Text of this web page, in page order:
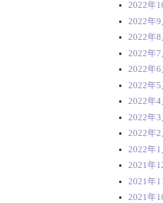
2022年
2022年9
2022年8
2022年7
2022年6
2022年5
2022年4
2022年3
2022年2
2022年1
2021年
2021年
2021年